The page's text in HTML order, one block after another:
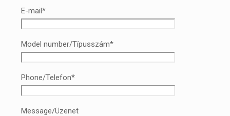
E-mail*
Model number/Típusszám*
Phone/Telefon*
Message/Üzenet